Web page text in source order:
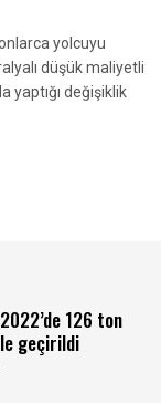
yolcuyu
düşük maliyetli
yaptığı değişiklik
126 ton
geçirildi